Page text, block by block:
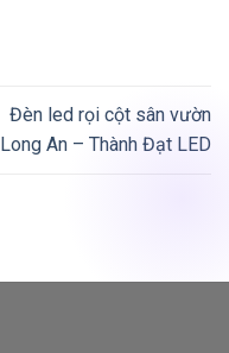
Đèn led rọi cột sân vườn
Long An – Thành Đạt LED